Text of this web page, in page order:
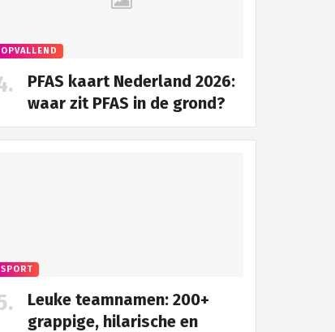
OPVALLEND
PFAS kaart Nederland 2026:
waar zit PFAS in de grond?
SPORT
Leuke teamnamen: 200+
grappige, hilarische en